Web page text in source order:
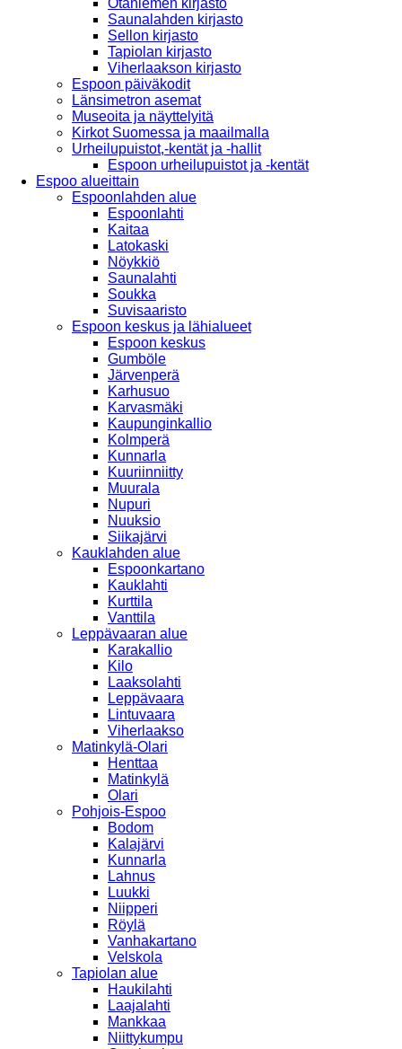
Saunalahden kirjasto
Sellon kirjasto
Tapiolan kirjasto
Viherlaakson kirjasto
Espoon päiväkodit
Länsimetron asemat
Museoita ja näyttelyitä
Kirkot Suomessa ja maailmalla
Urheilupuistot,-kentät ja -hallit
Espoon urheilupuistot ja -kentät
Espoo alueittain
Espoonlahden alue
Espoonlahti
Kaitaa
Latokaski
Nöykkiö
Saunalahti
Soukka
Suvisaaristo
Espoon keskus ja lähialueet
Espoon keskus
Gumböle
Järvenperä
Karhusuo
Karvasmäki
Kaupunginkallio
Kolmperä
Kunnarla
Kuuriinniitty
Muurala
Nupuri
Nuuksio
Siikajärvi
Kauklahden alue
Espoonkartano
Kauklahti
Kurttila
Vanttila
Leppävaaran alue
Karakallio
Kilo
Laaksolahti
Leppävaara
Lintuvaara
Viherlaakso
Matinkylä-Olari
Henttaa
Matinkylä
Olari
Pohjois-Espoo
Bodom
Kalajärvi
Kunnarla
Lahnus
Luukki
Niipperi
Röylä
Vanhakartano
Velskola
Tapiolan alue
Haukilahti
Laajalahti
Mankkaa
Niittykumpu